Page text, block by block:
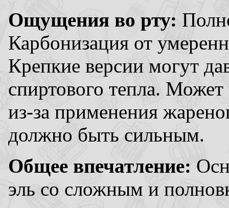
Ощущения во рту:
Карбонизация от
Крепкие версии могут
спиртового тепла.
из-за применения
должно быть сильным.
Общее впечатление:
эль со сложным и